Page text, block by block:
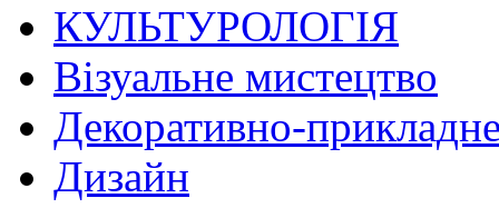
КУЛЬТУРОЛОГІЯ
Візуальне мистецтво
Декоративно-
Дизайн